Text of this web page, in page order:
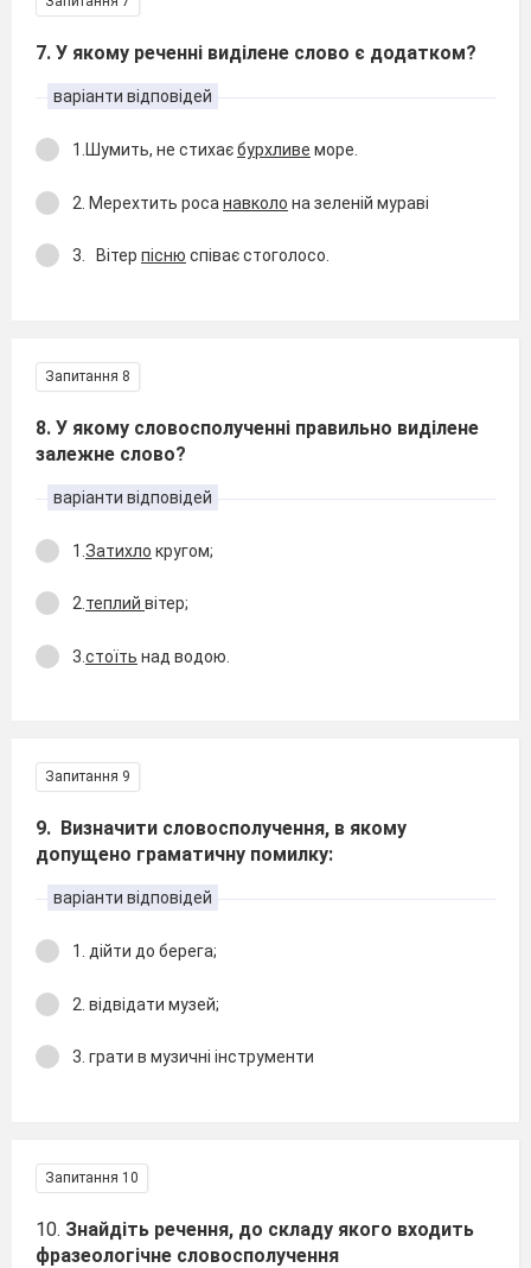
7. У якому реченні виділене слово є додатком?
варіанти відповідей
1.Шумить, не стихаєбурхливе море.
2. Мерехтить роса навколо на зеленій мураві
3. Вітер пісню співає стоголосо.
Запитання 8
8. У якому словосполученні правильно виділене
залежне слово?
варіанти відповідей
1. Затихло кругом;
2. теплий вітер;
3. стоїть над водою.
Запитання 9
9. Визначити словосполучення, в якому
допущено граматичну помилку:
варіанти відповідей
1. дійти до берега;
2. відвідати музей;
3. грати в музичні інструменти
Запитання 10
10. Знайдіть речення, до складу якого входить
фразеологічне словосполучення